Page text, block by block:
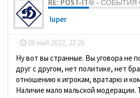
RE: POST-IT® -
luper
- 06 май 2022, 23:26
Ну вот вы странные. Вы уговора не
друг с другом, нет политике, нет
отношению к игрокам, вратарю и
Наличие мало мальской модерации.